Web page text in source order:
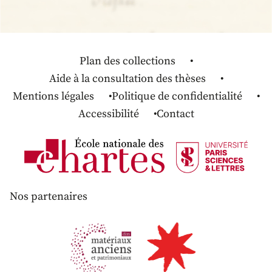
Plan des collections
Aide à la consultation des thèses
Mentions légales
Politique de confidentialité
Accessibilité
Contact
Nos partenaires